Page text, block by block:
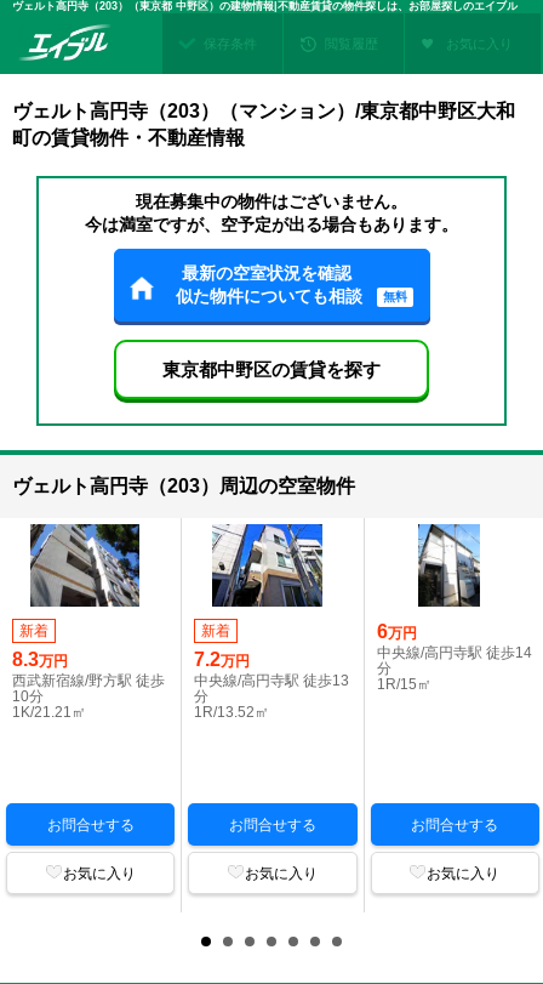
ヴェルト高円寺（203）（東京都 中野区）の建物情報|不動産賃貸の物件探しは、お部屋探しのエイブル
保存条件 閲覧履歴 お気に入り
ヴェルト高円寺（203）（マンション）/東京都中野区大和
町の賃貸物件・不動産情報
現在募集中の物件はございません。
今は満室ですが、空予定が出る場合もあります。
最新の空室状況を確認
似た物件についても相談
無料
東京都中野区の賃貸を探す
ヴェルト高円寺（203）周辺の空室物件
新着
8.3万円
西武新宿線/野方駅 徒歩
10分
1K/21.21㎡
お問合せする
お気に入り
新着
7.2万円
中央線/高円寺駅 徒歩13
分
1R/13.52㎡
お問合せする
お気に入り
6万円
中央線/高円寺駅 徒歩14
分
1R/15㎡
お問合せする
お気に入り